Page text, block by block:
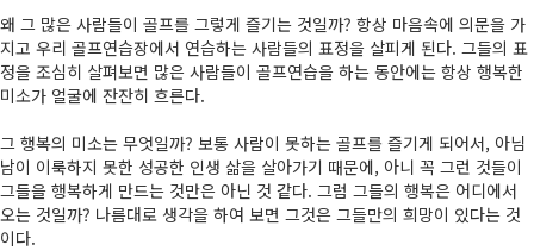
동문 동정
경조사
포토 갤러리
영상 갤러리
동문회보
왜 그 많은 사람들이 골프를 그렇게 즐기는 것일까? 항상 마음속에 의문을 가
지고 우리 골프연습장에서 연습하는 사람들의 표정을 살피게 된다. 그들의 표
정을 조심히 살펴보면 많은 사람들이 골프연습을 하는 동안에는 항상 행복한
미소가 얼굴에 잔잔히 흐른다.
그 행복의 미소는 무엇일까? 보통 사람이 못하는 골프를 즐기게 되어서, 아님
남이 이룩하지 못한 성공한 인생 삶을 살아가기 때문에, 아니 꼭 그런 것들이
그들을 행복하게 만드는 것만은 아닌 것 같다. 그럼 그들의 행복은 어디에서
오는 것일까? 나름대로 생각을 하여 보면 그것은 그들만의 희망이 있다는 것
이다.